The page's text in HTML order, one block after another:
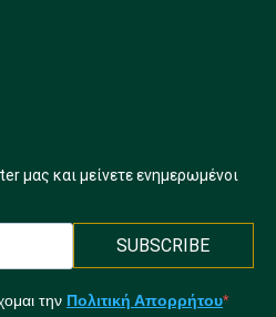
μας και μείνετε ενημερωμένοι
SUBSCRIBE
την Πολιτική Απορρήτου